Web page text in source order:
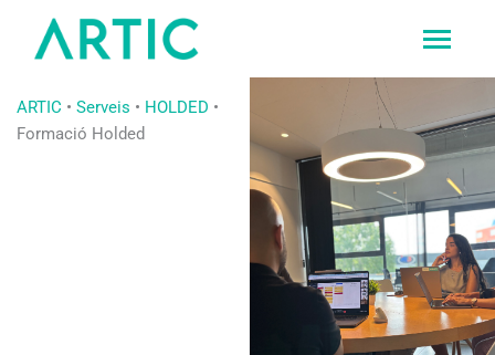
contingut
ARTIC • Serveis • HOLDED •
Formació Holded